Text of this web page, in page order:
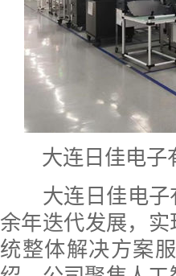
大连日佳电子
大连日佳电子有
余年迭代发展，
统整体解决方案